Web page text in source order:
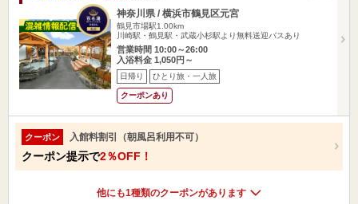
神奈川県 / 横浜市鶴見区元宮
鶴見市場駅1.00km
川崎駅・鶴見駅・武蔵小杉駅より無料送迎バスあり
営業時間 10:00～26:00
入浴料金 1,050円～
日帰り ひとり旅・一人旅
クーポンあり
クーポン 入館料割引（朝風呂利用不可）
クーポン提示で2％OFF！
他にも1種類のクーポンがあります